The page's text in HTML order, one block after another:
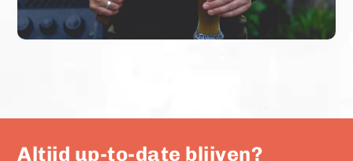
Altijd up-to-date blijven?